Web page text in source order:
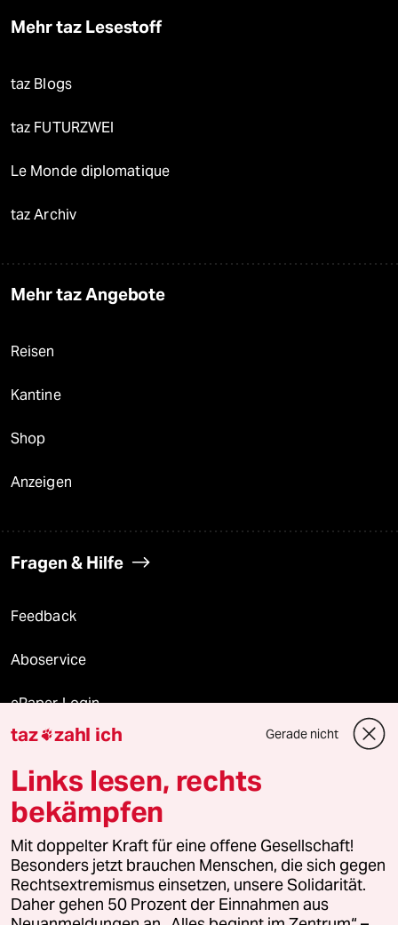
Mehr taz Lesestoff
taz Blogs
taz FUTURZWEI
Le Monde diplomatique
taz Archiv
Mehr taz Angebote
Reisen
Kantine
Shop
Anzeigen
Fragen & Hilfe
Feedback
Aboservice
ePaper Login
Downloads für Abonnierende
© 2026 taz Verlags und Vertriebs GmbH
Alle Rechte vorbehalten. Bei rechtlichen Fragen oder für Genehmigungen
wenden Sie sich bitte an
lizenzen@taz.de
Feedback Redaktionsstatut Kommune-Richtlinien
taz zahl ich Gerade nicht
Links lesen, rechts
bekämpfen
Mit doppelter Kraft für eine offene Gesellschaft!
Besonders jetzt brauchen Menschen, die sich gegen
Rechtsextremismus einsetzen, unsere Solidarität.
Daher gehen 50 Prozent der Einnahmen aus